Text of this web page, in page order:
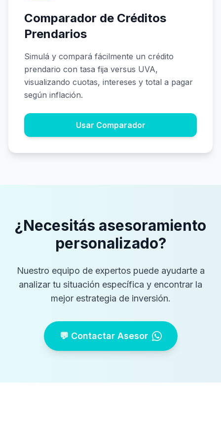
Comparador de Créditos
Prendarios
Simulá y compará fácilmente un crédito
prendario con tasa fija versus UVA,
visualizando cuotas, intereses y total a pagar
según inflación.
Usar Comparador
¿Necesitás asesoramiento
personalizado?
Nuestro equipo de expertos puede ayudarte a
analizar tu situación específica y encontrar la
mejor estrategia de inversión.
💬 Contactar Asesor